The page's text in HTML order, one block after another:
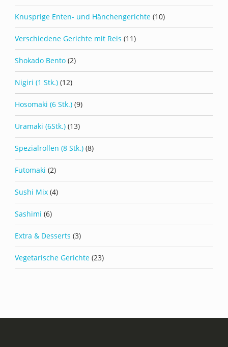
Knusprige Enten- und Hänchengerichte (10)
Verschiedene Gerichte mit Reis (11)
Shokado Bento (2)
Nigiri (1 Stk.) (12)
Hosomaki (6 Stk.) (9)
Uramaki (6Stk.) (13)
Spezialrollen (8 Stk.) (8)
Futomaki (2)
Sushi Mix (4)
Sashimi (6)
Extra & Desserts (3)
Vegetarische Gerichte (23)